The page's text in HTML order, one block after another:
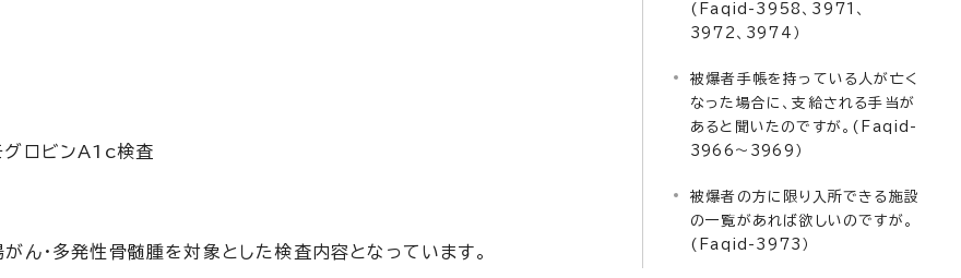
グロビンA1c検査
がん・多発性骨髄腫を対象とした検査内容となっています。
(Faqid-3958、3971、
3972、3974）
被爆者手帳を持っている人が亡く
なった場合に、支給される手当が
あると聞いたのですが。(Faqid-
3966～3969）
被爆者の方に限り入所できる施設
の一覧があれば欲しいのですが。
(Faqid-3973）